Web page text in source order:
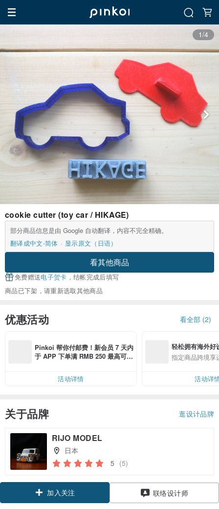
1/4
cookie cutter (toy car / HIKAGE)
部分商品信息是由 Google 自动翻译，内容不完全精确。
翻译成中文-简体
显示原文（日语）
看其他商品
免费赠送电子贺卡 ，结帐完成后填写
商品已下架，请重新选取其他商品
优惠活动 看全部 (2)
Pinkoi 帮你付邮费！新会员 7 天内
于 APP 下单满 RMB 250 最高可折
活动详情
轻松拥有海外好
指定商品跨境享
活动详
关于品牌 逛设计品牌
RIJO MODEL
日本
5 (5)
加入关注 联络设计师